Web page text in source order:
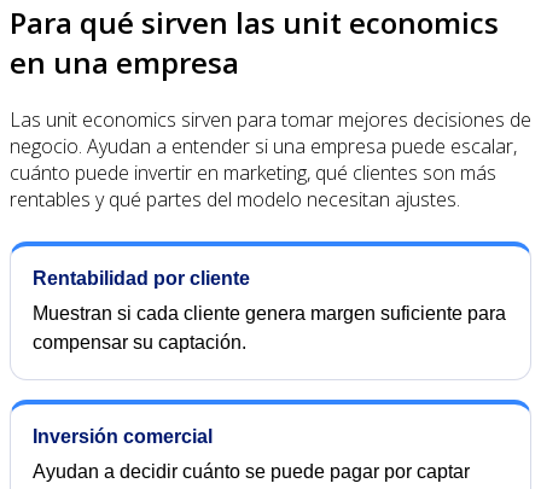
Para qué sirven las unit economics
en una empresa
Las unit economics sirven para tomar mejores decisiones de
negocio. Ayudan a entender si una empresa puede escalar,
cuánto puede invertir en marketing, qué clientes son más
rentables y qué partes del modelo necesitan ajustes.
Rentabilidad por cliente
Muestran si cada cliente genera margen suficiente para
compensar su captación.
Inversión comercial
Ayudan a decidir cuánto se puede pagar por captar